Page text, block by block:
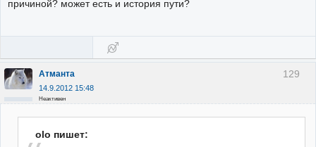
причиной? может есть и история пути?
129
Атманта
14.9.2012 15:48
Неактивен
olo пишет: